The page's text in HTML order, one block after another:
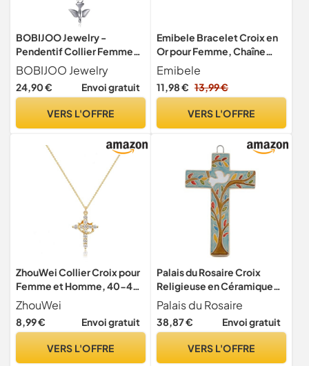
BOBIJOO Jewelry -
Pendentif Collier Femme
Enfant Croix Huguenote
Protestant Acier 316L
Argenté Chaîne
BOBIJOO Jewelry
24,90 € Envoi gratuit
VERS L'OFFRE
Emibele Bracelet Croix en
Or pour Femme, Chaîne
Croix Réglable Plaquée Or
14K, Bracelet Croix en Or
Fin et Lisse, Bijoux
de Baptême et de Foi pour
Emibele
11,98 € 13,99 €
VERS L'OFFRE
ZhouWei Collier Croix pour
Femme et Homme, 40-45
cm Chaine Réglable
ZhouWei
8,99 € Envoi gratuit
VERS L'OFFRE
Palais du Rosaire Croix
Religieuse en Céramique
décorée d'une Colombe
10cm - Croix religieuse -
Culte Chrétien en
Palais du Rosaire
38,87 € Envoi gratuit
VERS L'OFFRE